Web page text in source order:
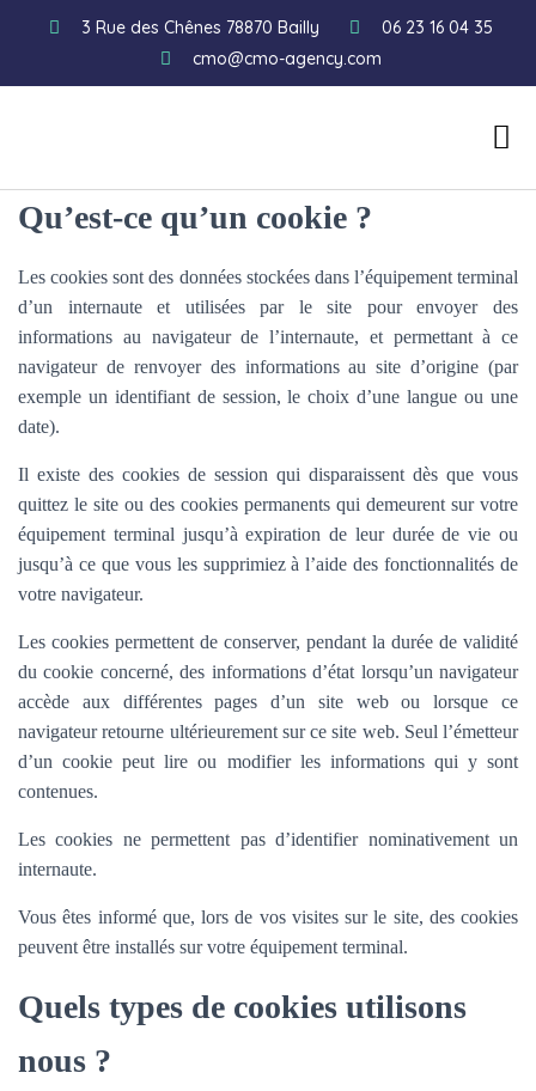
3 Rue des Chênes 78870 Bailly
06 23 16 04 35
cmo@cmo-agency.com
Qu’est-ce qu’un cookie ?
Les cookies sont des données stockées dans l’équipement terminal
d’un internaute et utilisées par le site pour envoyer des
informations au navigateur de l’internaute, et permettant à ce
navigateur de renvoyer des informations au site d’origine (par
exemple un identifiant de session, le choix d’une langue ou une
date).
Il existe des cookies de session qui disparaissent dès que vous
quittez le site ou des cookies permanents qui demeurent sur votre
équipement terminal jusqu’à expiration de leur durée de vie ou
jusqu’à ce que vous les supprimiez à l’aide des fonctionnalités de
votre navigateur.
Les cookies permettent de conserver, pendant la durée de validité
du cookie concerné, des informations d’état lorsqu’un navigateur
accède aux différentes pages d’un site web ou lorsque ce
navigateur retourne ultérieurement sur ce site web. Seul l’émetteur
d’un cookie peut lire ou modifier les informations qui y sont
contenues.
Les cookies ne permettent pas d’identifier nominativement un
internaute.
Vous êtes informé que, lors de vos visites sur le site, des cookies
peuvent être installés sur votre équipement terminal.
Quels types de cookies utilisons
nous ?